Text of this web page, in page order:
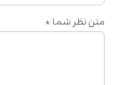
متن نظر شما *